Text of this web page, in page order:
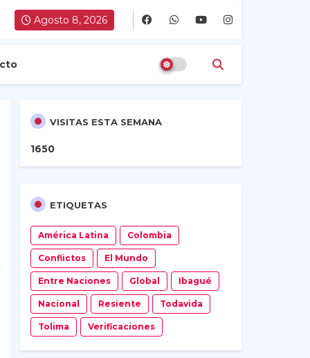
Agosto 8, 2026
VISITAS ESTA SEMANA
1650
ETIQUETAS
América Latina Colombia
Conflictos El Mundo
Entre Naciones Global Ibagué
Nacional Resiente Todavida
Tolima Verificaciones